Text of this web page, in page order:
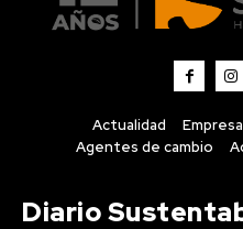
Actualidad
Agentes de cambio
Diario